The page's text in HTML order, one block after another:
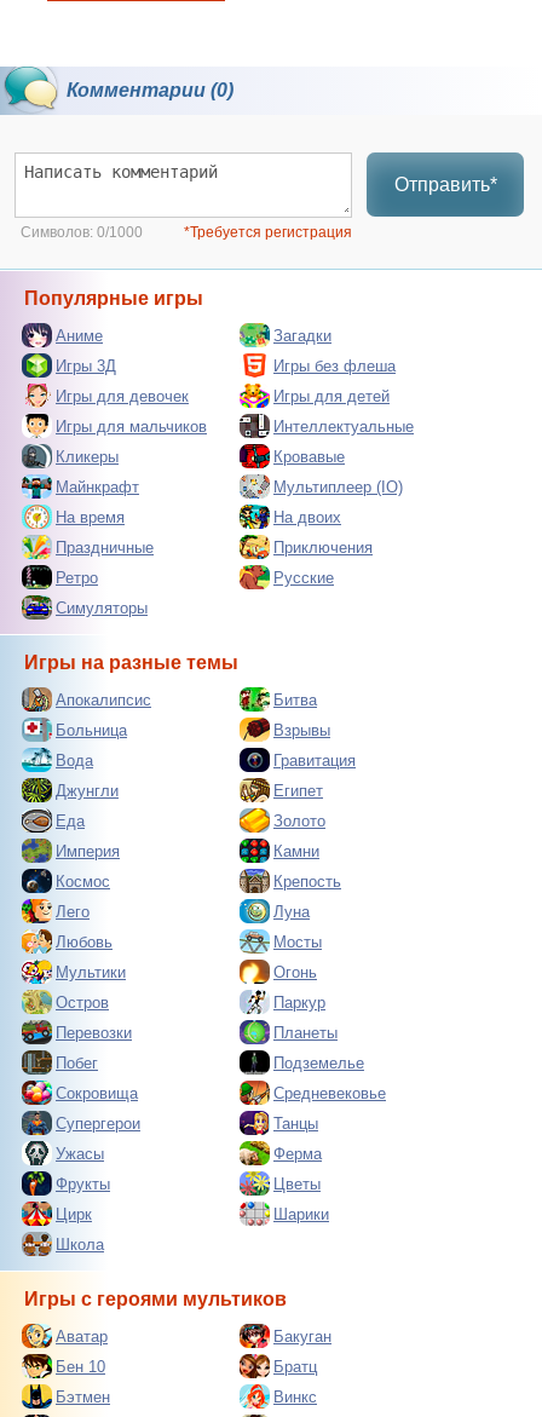
Комментарии (0)
Отправить*
Символов: 0/1000 *Требуется регистрация
Популярные игры
Аниме
Загадки
Игры 3Д
Игры без флеша
Игры для девочек
Игры для детей
Игры для мальчиков
Интеллектуальные
Кликеры
Кровавые
Майнкрафт
Мультиплеер (IO)
На время
На двоих
Праздничные
Приключения
Ретро
Русские
Симуляторы
Игры на разные темы
Апокалипсис
Битва
Больница
Взрывы
Вода
Гравитация
Джунгли
Египет
Еда
Золото
Империя
Камни
Космос
Крепость
Лего
Луна
Любовь
Мосты
Мультики
Огонь
Остров
Паркур
Перевозки
Планеты
Побег
Подземелье
Сокровища
Средневековье
Супергерои
Танцы
Ужасы
Ферма
Фрукты
Цветы
Цирк
Шарики
Школа
Игры с героями мультиков
Аватар
Бакуган
Бен 10
Братц
Бэтмен
Винкс